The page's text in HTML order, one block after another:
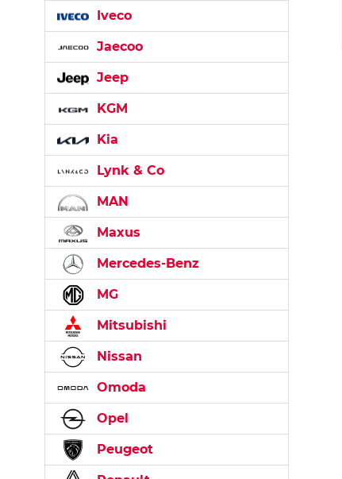
Iveco
Jaecoo
Jeep
KGM
Kia
Lynk & Co
MAN
Maxus
Mercedes-Benz
MG
Mitsubishi
Nissan
Omoda
Opel
Peugeot